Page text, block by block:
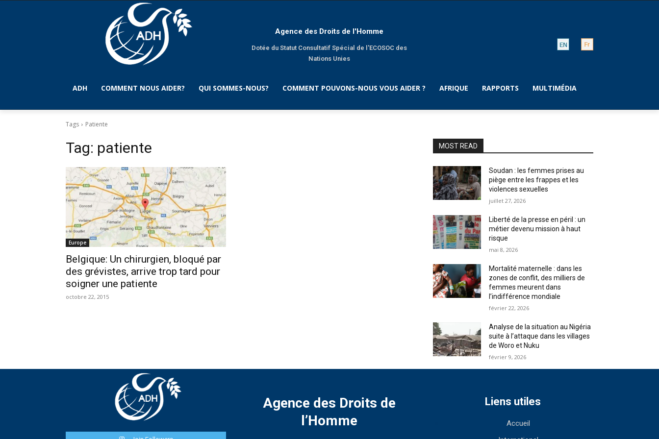
Agence des Droits de l'Homme
Dotée du Statut Consultatif Spécial de l'ECOSOC des
Nations Unies
ADH COMMENT NOUS AIDER? QUI SOMMES-NOUS? COMMENT POUVONS-NOUS VOUS AIDER ? AFRIQUE RAPPORTS MULTIMÉDIA
Tags Patiente
Tag: patiente
Europe
Belgique: Un chirurgien, bloqué par
des grévistes, arrive trop tard pour
soigner une patiente
octobre 22, 2015
MOST READ
Soudan : les femmes prises au
piège entre les frappes et les
violences sexuelles
juillet 27, 2026
Liberté de la presse en péril : un
métier devenu mission à haut
risque
mai 8, 2026
Mortalité maternelle : dans les
zones de conflit, des milliers de
femmes meurent dans
l’indifférence mondiale
février 22, 2026
Analyse de la situation au Nigéria
suite à l’attaque dans les villages
de Woro et Nuku
février 9, 2026
Agence des Droits de
l’Homme
Liens utiles
Accueil